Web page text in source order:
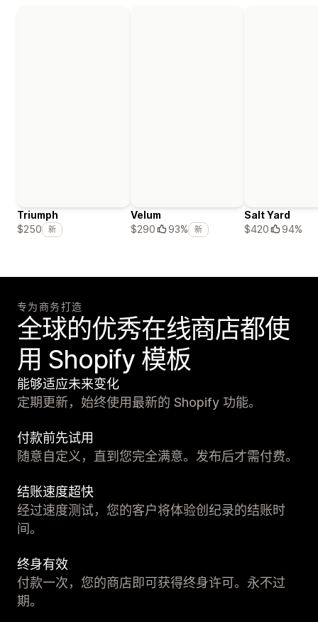
Triumph
$250
新
Velum
$290
93% 新
Salt Yard
$420
94%
专为商务打造
全球的优秀在线商店都使
用 Shopify 模板
能够适应未来变化
定期更新，始终使用最新的 Shopify 功能。
付款前先试用
随意自定义，直到您完全满意。发布后才需付费。
结账速度超快
经过速度测试，您的客户将体验创纪录的结账时
间。
终身有效
付款一次，您的商店即可获得终身许可。永不过
期。